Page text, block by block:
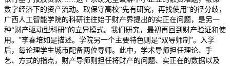
数字经济下的资产流动。取保守高校“先有研究，再找使用”的径分歧，
广西人工智能学院的科研往往始于财产界提出的实正在问题，是另一
种“财产驱动型科研”的立异模式。我们研究，最初再回到财产验证和使
用。”李春培如是描述。学院另一个主要特色则是“双导师制”。入学
后，每论理学生城市配备两位导师。此中，学术导师担任理论、手
艺、方式的指点，财产导师则担任将财产的问题、实正在的数据以及